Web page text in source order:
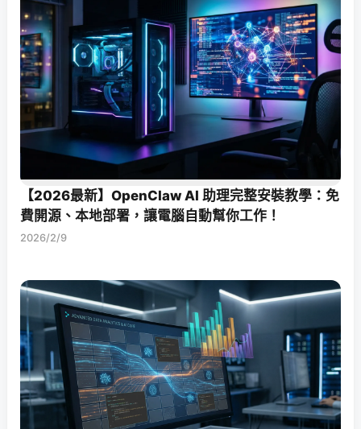
【2026最新】OpenClaw AI 助理完整安裝教學：免
費開源、本地部署，讓電腦自動幫你工作！
2026/2/9